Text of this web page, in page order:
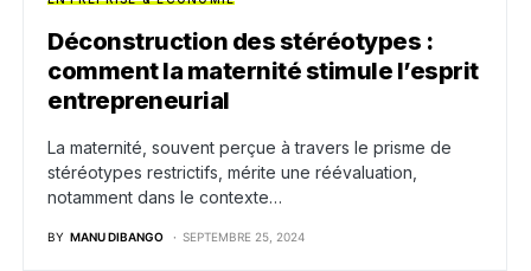
Déconstruction des stéréotypes :
comment la maternité stimule l’esprit
entrepreneurial
La maternité, souvent perçue à travers le prisme de
stéréotypes restrictifs, mérite une réévaluation,
notamment dans le contexte…
BY MANU DIBANGO SEPTEMBRE 25, 2024